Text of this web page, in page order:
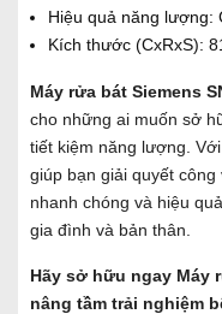
Hiệu quả năng lượng:
Kích thước (CxRxS):
Máy rửa bát Siemens
cho những ai muốn sở
tiết kiệm năng lượng.
giúp bạn giải quyết
nhanh chóng và hiệu
gia đình và bản thân.
Hãy sở hữu ngay Máy
nâng tầm trải nghiệm